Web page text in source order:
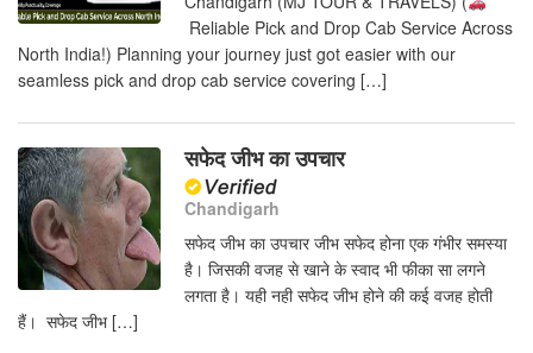
Reliable Pick and Drop Cab Service Across
North India!) Planning your journey just got easier with our
seamless pick and drop cab service covering […]
सफेद जीभ का उपचार
Chandigarh
सफेद जीभ का उपचार जीभ सफेद होना एक गंभीर समस्या
है। जिसकी वजह से खाने के स्वाद भी फीका सा लगने
लगता है। यही नही सफेद जीभ होने की कई वजह होती
हैं। सफेद जीभ […]